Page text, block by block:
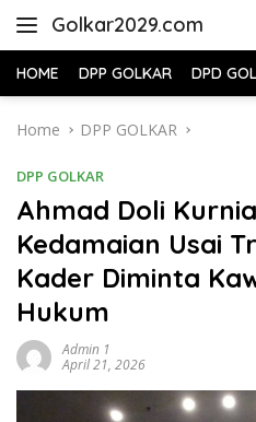
Golkar2029.com
HOME DPP GOLKAR DPD
Home DPP GOLKAR
DPP GOLKAR
Ahmad Doli
Kedamaian Usai
Kader Diminta
Hukum
Admin 1
April 21, 2026